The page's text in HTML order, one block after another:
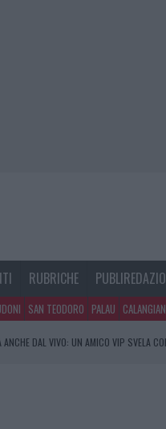
RUBRICHE
SAN TEODORO PALAU
DAL VIVO: UN AMICO VIP SVELA